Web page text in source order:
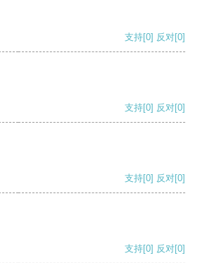
支持[0] 反对[0]
支持[0] 反对[0]
支持[0] 反对[0]
支持[0] 反对[0]